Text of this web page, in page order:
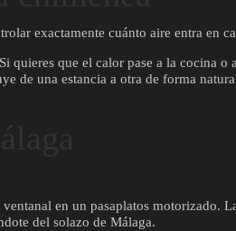
exactamente cuánto aire entra en
quieres que el calor pase a la cocina o
de una estancia a otra de forma
en un pasaplatos motorizado.
del solazo de Málaga.